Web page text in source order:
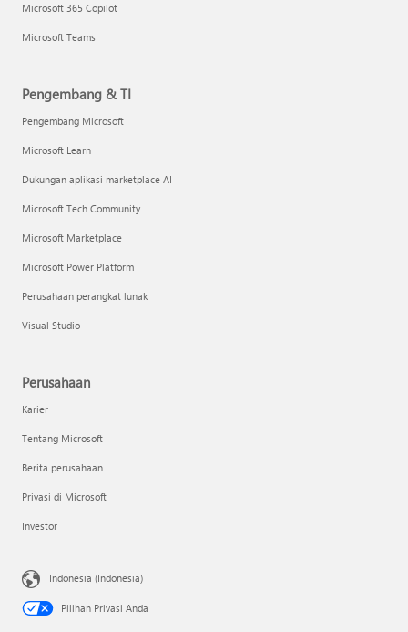
Microsoft 365 Copilot
Microsoft Teams
Pengembang & TI
Pengembang Microsoft
Microsoft Learn
Dukungan aplikasi marketplace AI
Microsoft Tech Community
Microsoft Marketplace
Microsoft Power Platform
Perusahaan perangkat lunak
Visual Studio
Perusahaan
Karier
Tentang Microsoft
Berita perusahaan
Privasi di Microsoft
Investor
Indonesia (Indonesia)
Pilihan Privasi Anda